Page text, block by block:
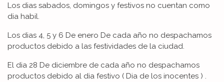
Los dias sabados, domingos y festivos no cuentan como
dia habil.
Los dias 4, 5 y 6 De enero De cada año no despachamos
productos debido a las festividades de la ciudad.
El dia 28 De diciembre de cada año no despachamos
productos debido al dia festivo ( Dia de los inocentes ) .